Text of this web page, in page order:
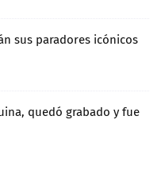
sus paradores icónicos
quedó grabado y fue